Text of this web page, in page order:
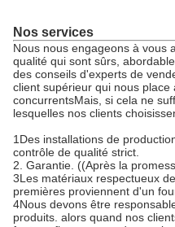
Nos services
Nous nous engageons à vous
qualité qui sont sûrs,
des conseils d'experts de
client supérieur qui nous place
concurrentsMais, si cela ne
lesquelles nos clients
1Des installations de
contrôle de qualité strict.
2. Garantie. ((Après la
3Les matériaux respectueux
premières proviennent d'un
4Nous devons être
produits. alors quand nos